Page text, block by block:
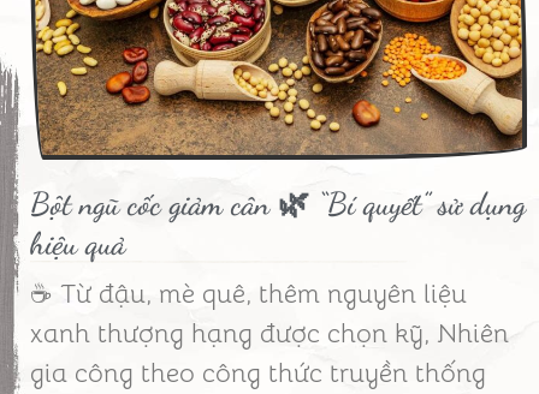
Bột ngũ cốc giảm cân 🌿 “Bí quyết” sử dụng
hiệu quả
☕ Từ đậu, mè quê, thêm nguyên liệu
xanh thượng hạng được chọn kỹ, Nhiên
gia công theo công thức truyền thống